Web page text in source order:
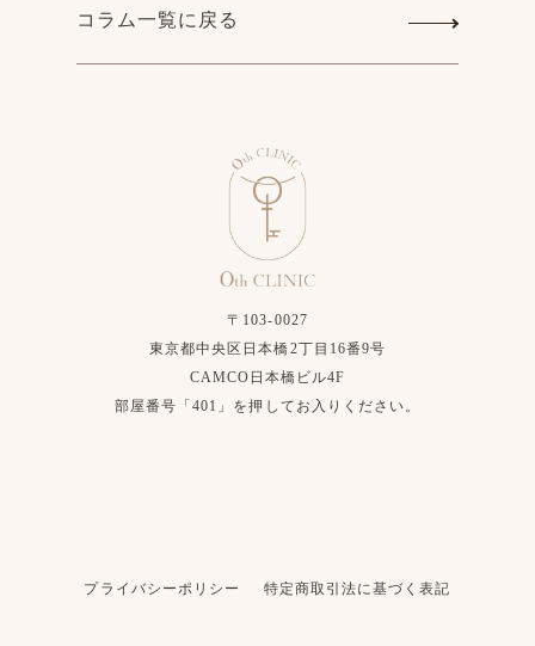
コラム一覧に戻る
〒103-0027
東京都中央区日本橋2丁目16番9号
CAMCO日本橋ビル4F
部屋番号「401」を押してお入りください。
プライバシーポリシー 特定商取引法に基づく表記